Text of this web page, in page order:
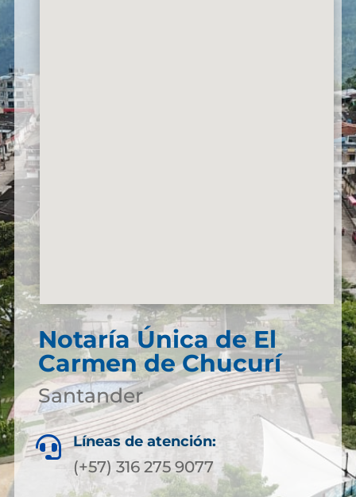
Notaría Única de El
Carmen de Chucurí
Santander
 Líneas de atención:
(+57) 316 275 9077